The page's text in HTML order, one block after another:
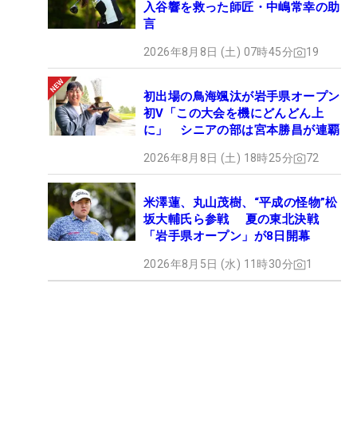
入谷響を救った師匠・中嶋常幸の助
言
2026年8月8日 (土) 07時45分 19
初出場の鳥海颯汰が岩手県オープン
初V「この大会を機にどんどん上
に」 シニアの部は宮本勝昌が連覇
2026年8月8日 (土) 18時25分 72
米澤蓮、丸山茂樹、“平成の怪物”松
坂大輔氏ら参戦 夏の東北決戦
「岩手県オープン」が8日開幕
2026年8月5日 (水) 11時30分 1